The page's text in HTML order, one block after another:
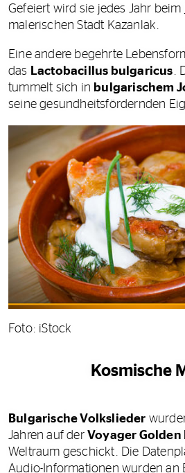
Gefeiert wird sie jedes Jahr beim
malerischen Stadt Kazanlak.
Eine andere begehrte
das Lactobacillus bulgaricus.
tummelt sich in bulgarischem
seine gesundheitsfördernden
Foto: iStock
Kosmische
Bulgarische Volkslieder
Jahren auf der Voyager Golden
Weltraum geschickt. Die
Audio-Informationen wurden an